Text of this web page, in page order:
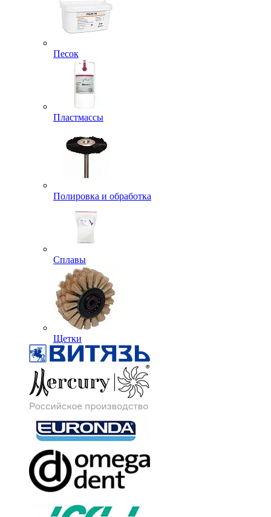
Песок
Пластмассы
Полировка и обработка
Сплавы
Щетки